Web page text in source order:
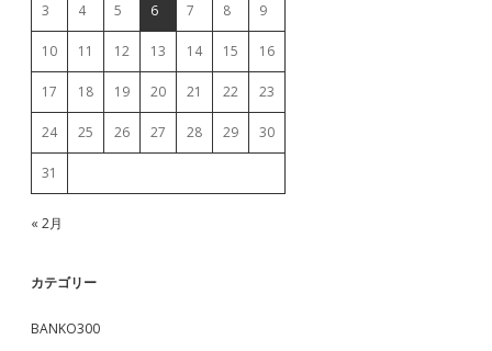
3 4 5 6 7 8 9
10 11 12 13 14 15 16
17 18 19 20 21 22 23
24 25 26 27 28 29 30
31
« 2月
カテゴリー
BANKO300